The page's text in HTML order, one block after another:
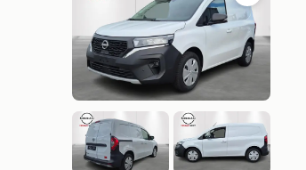
Bewaren
in
Mijn
Favorieten